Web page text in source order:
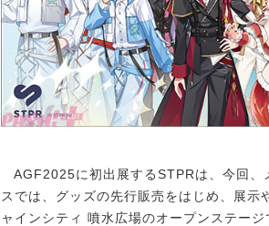
AGF2025に初出展するSTPRは、今回、
スでは、グッズの先行販売をはじめ、展
ャインシティ 噴水広場のオープンステー